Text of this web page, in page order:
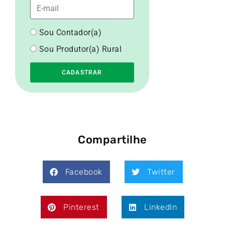
Sou Contador(a)
Sou Produtor(a) Rural
CADASTRAR
Compartilhe
Facebook Twitter
Pinterest LinkedIn